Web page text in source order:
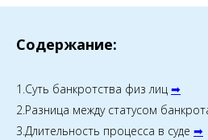
Содержание:
1.Суть банкротства физ лиц ➡
2.Разница между статусом
3.Длительность процесса в суде ➡